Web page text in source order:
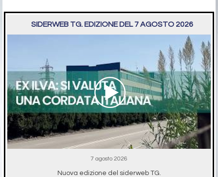
SIDERWEB TG. EDIZIONE DEL 7 AGOSTO 2026
7 agosto 2026
Nuova edizione del siderweb TG.